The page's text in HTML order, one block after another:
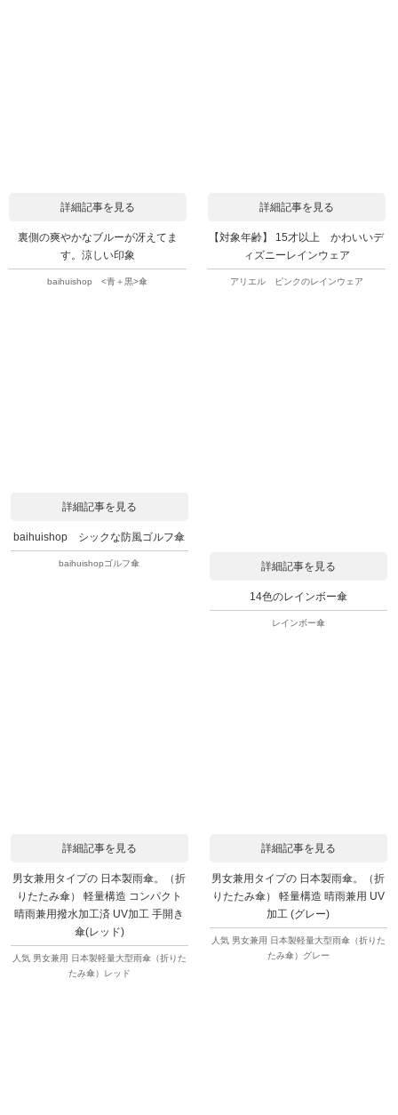
詳細記事を見る
裏側の爽やかなブルーが冴えてま
す。涼しい印象
baihuishop <青＋黒>傘
詳細記事を見る
【対象年齢】 15才以上 かわいいデ
ィズニーレインウェア
アリエル ピンクのレインウェア
詳細記事を見る
baihuishop シックな防風ゴルフ傘
baihuishopゴルフ傘 詳細記事を見る
14色のレインボー傘
レインボー傘
詳細記事を見る
男女兼用タイプの 日本製雨傘。（折
りたたみ傘） 軽量構造 コンパクト
晴雨兼用撥水加工済 UV加工 手開き
傘(レッド)
人気 男女兼用 日本製軽量大型雨傘（折りた
たみ傘）レッド
詳細記事を見る
男女兼用タイプの 日本製雨傘。（折
りたたみ傘） 軽量構造 晴雨兼用 UV
加工 (グレー)
人気 男女兼用 日本製軽量大型雨傘（折りた
たみ傘）グレー